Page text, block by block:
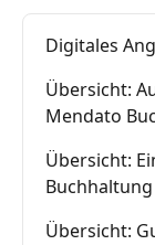
Digitales
Übersicht:
Mendato
Übersicht:
Buchhaltung
Übersicht: